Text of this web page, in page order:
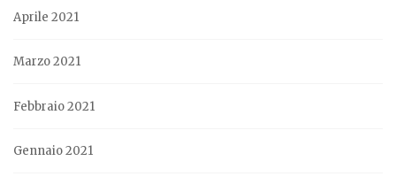
Aprile 2021
Marzo 2021
Febbraio 2021
Gennaio 2021